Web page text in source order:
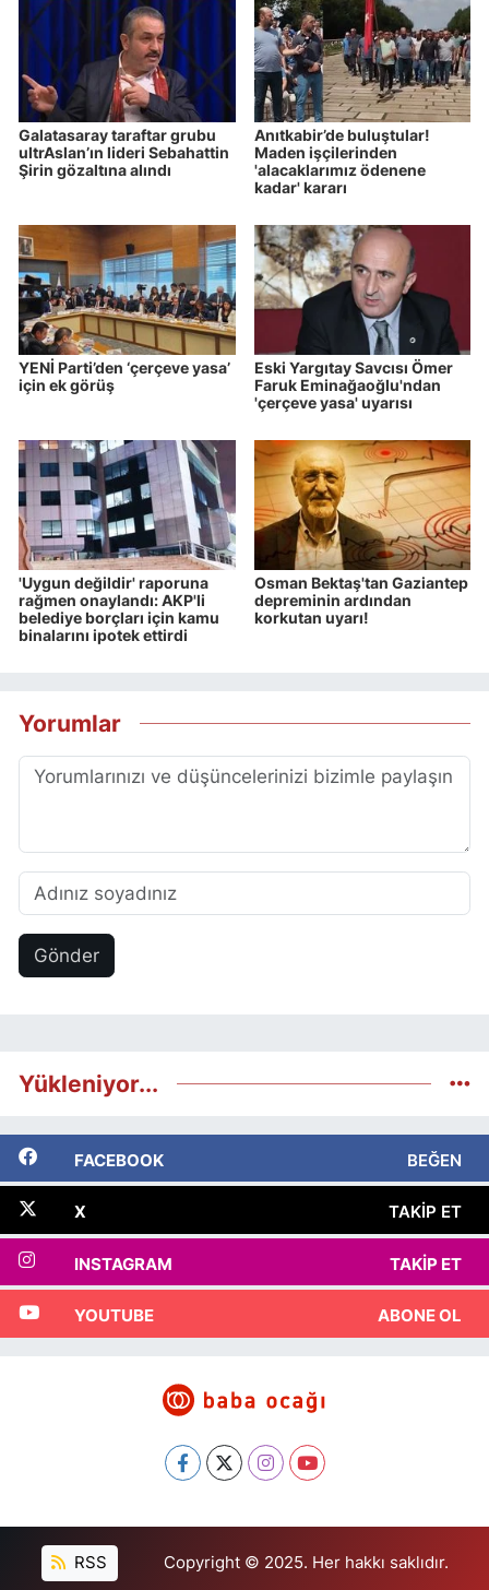
Galatasaray taraftar grubu
ultrAslan’ın lideri Sebahattin
Şirin gözaltına alındı
Anıtkabir’de buluştular!
Maden işçilerinden
'alacaklarımız ödenene
kadar' kararı
YENİ Parti’den ‘çerçeve yasa’
için ek görüş
Eski Yargıtay Savcısı Ömer
Faruk Eminağaoğlu'ndan
'çerçeve yasa' uyarısı
'Uygun değildir' raporuna
rağmen onaylandı: AKP'li
belediye borçları için kamu
binalarını ipotek ettirdi
Osman Bektaş'tan Gaziantep
depreminin ardından
korkutan uyarı!
Yorumlar
Gönder
Yükleniyor...
FACEBOOK BEĞEN
X TAKIP ET
INSTAGRAM TAKIP ET
YOUTUBE ABONE OL
RSS Copyright © 2025. Her hakkı saklıdır.